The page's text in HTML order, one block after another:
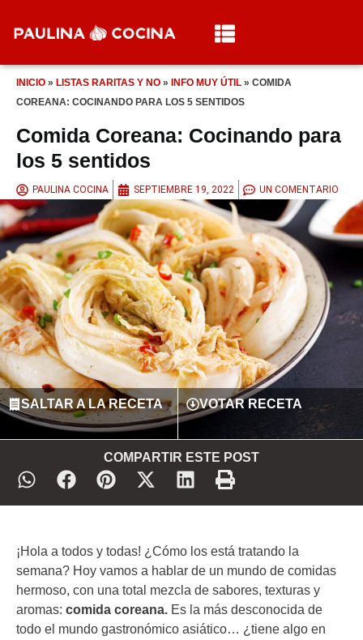
INICIO » LISTAS RARITAS Y NO » INFO MUY ÚTIL » COMIDA
COREANA: COCINANDO PARA LOS 5 SENTIDOS
Comida Coreana: Cocinando para
los 5 sentidos
PAULINA COCINA SEPTIEMBRE 19, 2022 UN COMENTARIO
SALTAR A LA RECETA VOTAR RECETA
COMPARTIR ESTE POST
¡Hola a todos y todas! ¿Cómo los está tratando la
semana? Hoy vamos a hablar de un mundo de comidas
hermoso, con una total mezcla de sabores, texturas y
aromas: comida coreana. Es la más desconocida de
todo el mundo gastronómico asiático… ¿tiene algo en